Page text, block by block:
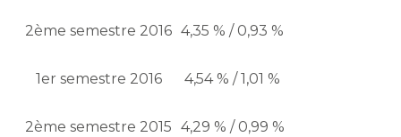
2ème semestre 2016 4,35 % / 0,93 %
1er semestre 2016 4,54 % / 1,01 %
2ème semestre 2015 4,29 % / 0,99 %